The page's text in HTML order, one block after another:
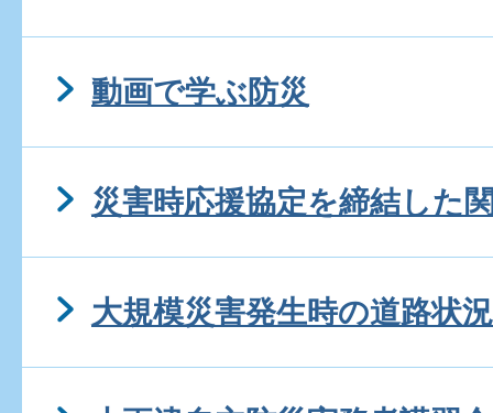
動画で学ぶ防災
災害時応援協定を締結した
大規模災害発生時の道路状